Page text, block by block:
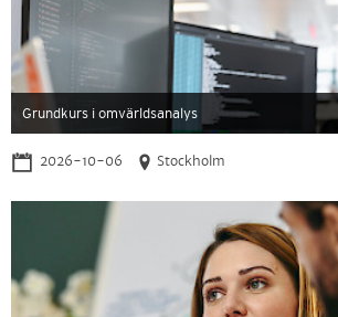
Grundkurs i omvärldsanalys
2026-10-06 Stockholm